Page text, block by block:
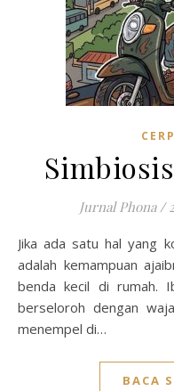
Jurnal Phona /
Jika ada satu hal yang konsisten dalam hidup Kanaya, itu
adalah kemampuan
benda kecil di rumah.
berseloroh dengan
menempel di…
BACA